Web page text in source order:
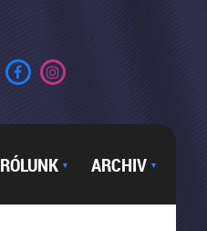
RÓLUNK ▼ ARCHIV ▼